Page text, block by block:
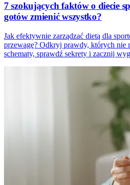
7 szokujących faktów o diecie
gotów zmienić wszystko?
Jak efektywnie zarządzać dietą dla
przewagę? Odkryj prawdy, których nie
schematy, sprawdź sekrety i zacznij